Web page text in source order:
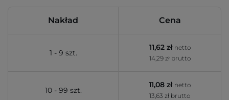
Nakład Cena
1 - 9 szt.
11,62 zł netto
14,29 zł brutto
10 - 99 szt.
11,08 zł netto
13,63 zł brutto